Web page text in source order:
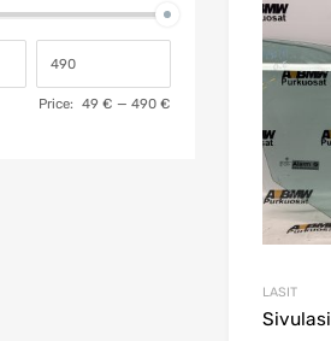
LASIT
Sivulasi
Price: 49 € — 490 €